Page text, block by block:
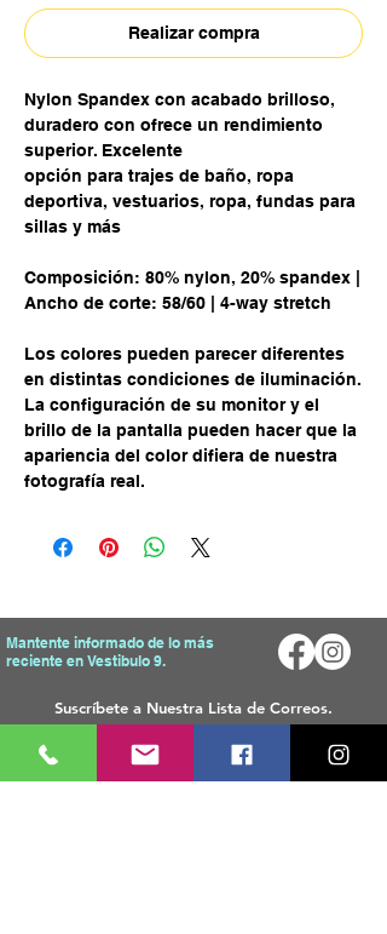
Realizar compra
Nylon Spandex con acabado brilloso,
duradero con ofrece un rendimiento
superior. Excelente
opción para trajes de baño, ropa
deportiva, vestuarios, ropa, fundas para
sillas y más
Composición: 80% nylon, 20% spandex |
Ancho de corte: 58/60 | 4-way stretch
Los colores pueden parecer diferentes
en distintas condiciones de iluminación.
La configuración de su monitor y el
brillo de la pantalla pueden hacer que la
apariencia del color difiera de nuestra
fotografía real.
Mantente informado de lo más
reciente en Vestibulo 9.